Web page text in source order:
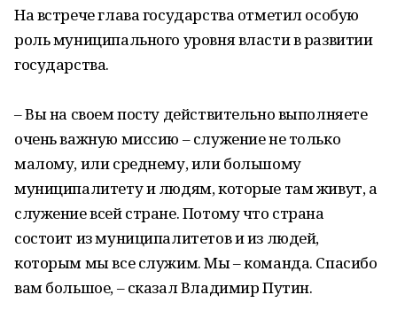
На встрече глава государства отметил особую
роль муниципального уровня власти в развитии
государства.
– Вы на своем посту действительно выполняете
очень важную миссию – служение не только
малому, или среднему, или большому
муниципалитету и людям, которые там живут, а
служение всей стране. Потому что страна
состоит из муниципалитетов и из людей,
которым мы все служим. Мы – команда. Спасибо
вам большое, – сказал Владимир Путин.